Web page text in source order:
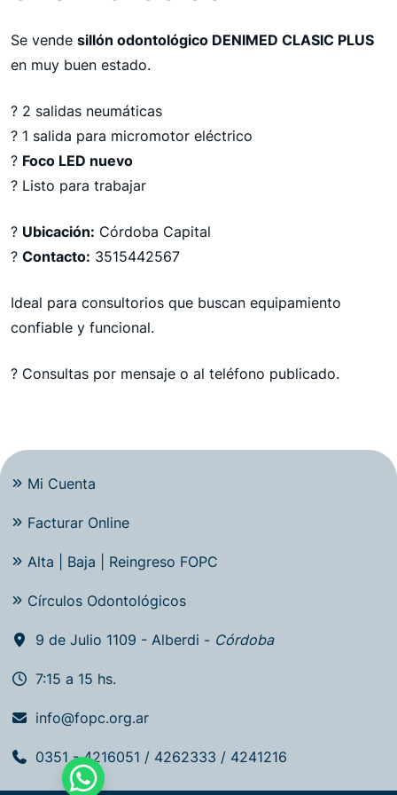
Se vende sillón odontológico DENIMED CLASIC PLUS
en muy buen estado.
? 2 salidas neumáticas
? 1 salida para micromotor eléctrico
? Foco LED nuevo
? Listo para trabajar
? Ubicación: Córdoba Capital
? Contacto: 3515442567
Ideal para consultorios que buscan equipamiento
confiable y funcional.
? Consultas por mensaje o al teléfono publicado.
Mi Cuenta
Facturar Online
Alta | Baja | Reingreso FOPC
Círculos Odontológicos
9 de Julio 1109 - Alberdi - Córdoba
7:15 a 15 hs.
info@fopc.org.ar
0351 - 4216051 / 4262333 / 4241216